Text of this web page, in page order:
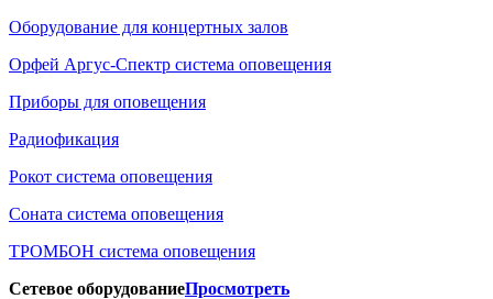
Оборудование для концертных залов
Орфей Аргус-Спектр система оповещения
Приборы для оповещения
Радиофикация
Рокот система оповещения
Соната система оповещения
ТРОМБОН система оповещения
Сетевое оборудованиеПросмотреть